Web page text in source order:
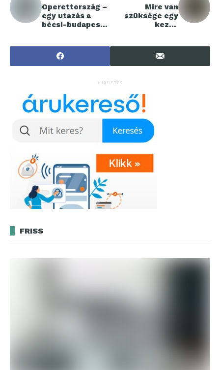
Operettország –
egy utazás a
bécsi-budapesti
Mire van
szüksége egy
kezdő
HIRDETÉS
FRISS